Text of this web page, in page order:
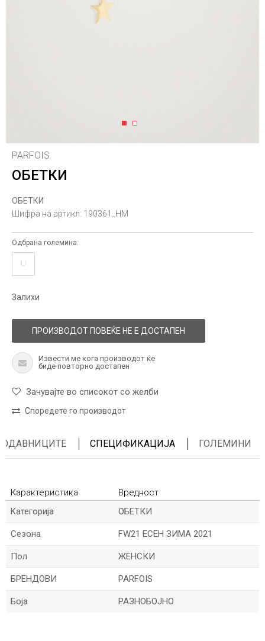
1 2
PARFOIS
ОБЕТКИ
ОБЕТКИ
Шифра на артикл: 190361_HM
Одбрана големина:
U
Залихи
ПРОИЗВОДОТ ПОВЕЌЕ НЕ Е ДОСТАПЕН
Извести ме кога производот ќе
биде повторно достапен
Зачувајте во списокот со желби
Споредете го производот
СПЕЦИФИКАЦИЈА ГОЛЕМИНИ
Карактеристика
Вредност
Kатегорија
ОБЕТКИ
Сезона FW21 ЕСЕН ЗИМА 2021
Пол ЖЕНСКИ
БРЕНДОВИ PARFOIS
Боја РАЗНОБОЈНО